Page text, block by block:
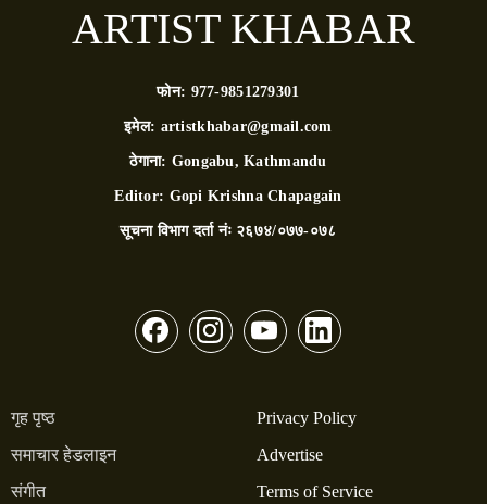
ARTIST KHABAR
फोन: 977-9851279301
इमेल: artistkhabar@gmail.com
ठेगाना: Gongabu, Kathmandu
Editor: Gopi Krishna Chapagain
सूचना विभाग दर्ता नंः २६७४/०७७-०७८
गृह पृष्ठ
समाचार हेडलाइन
संगीत
Privacy Policy
Advertise
Terms of Service